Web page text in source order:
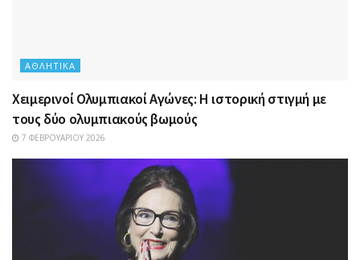
ΑΘΛΗΤΙΚΆ
Χειμερινοί Ολυμπιακοί Αγώνες: Η ιστορική στιγμή με
τους δύο ολυμπιακούς βωμούς
7 ΦΕΒΡΟΥΑΡΊΟΥ 2026